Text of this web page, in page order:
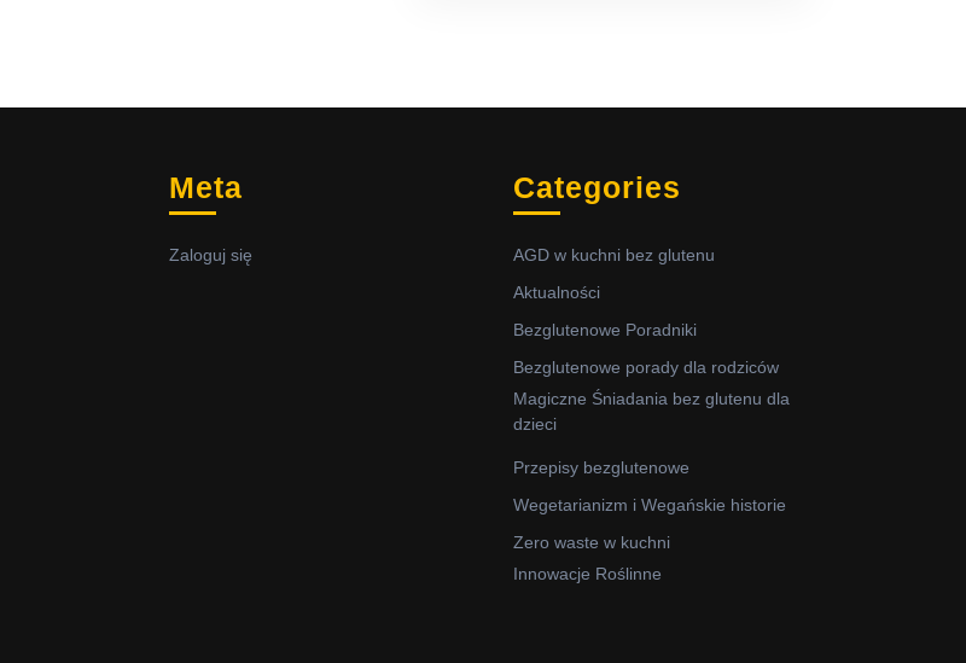
Meta
Zaloguj się
Categories
AGD w kuchni bez glutenu
Aktualności
Bezglutenowe Poradniki
Bezglutenowe porady dla rodziców
Magiczne Śniadania bez glutenu dla
dzieci
Przepisy bezglutenowe
Wegetarianizm i Wegańskie historie
Zero waste w kuchni
Innowacje Roślinne